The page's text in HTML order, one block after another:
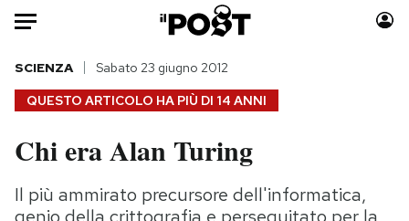
Auto
HOME
Italia
Politica
Moda
Consumismi
QUESTO ARTICOLO HA PIÙ DI 14 ANNI
SCIENZA Sabato 23 giugno 2012
Chi era Alan Turing
Il più ammirato precursore dell'informatica,